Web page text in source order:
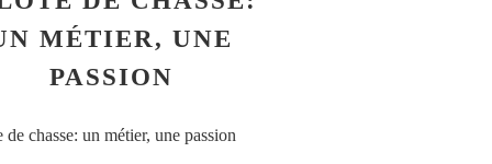
MÉTIER, UNE
PASSION